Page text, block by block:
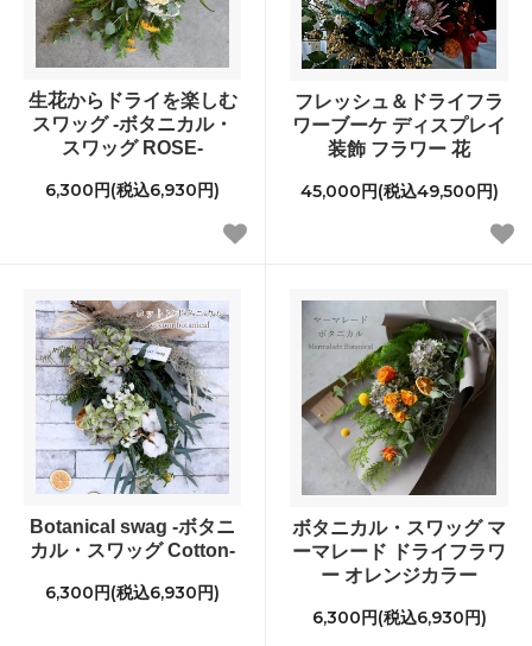
生花からドライを楽しむ
スワッグ -ボタニカル・
スワッグ ROSE-
6,300円(税込6,930円)
フレッシュ＆ドライフラ
ワーブーケ ディスプレイ
装飾 フラワー 花
45,000円(税込49,500円)
Botanical swag -ボタニ
カル・スワッグ Cotton-
6,300円(税込6,930円)
ボタニカル・スワッグ マ
ーマレード ドライフラワ
ー オレンジカラー
6,300円(税込6,930円)